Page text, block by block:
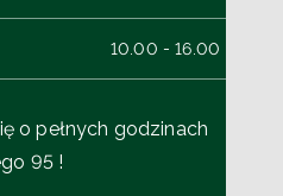
10.00 - 16.00
o pełnych godzinach
95 !